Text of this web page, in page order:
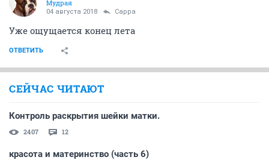
Мудрая
04 августа 2018 Сарра
Уже ощущается конец лета
ОТВЕТИТЬ
СЕЙЧАС ЧИТАЮТ
Контроль раскрытия шейки матки.
2407 12
красота и материнство (часть 6)